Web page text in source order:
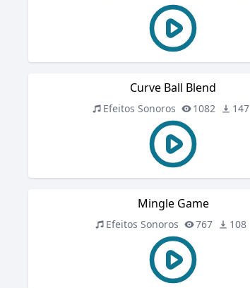
Curve Ball Blend
Efeitos Sonoros 1082 147
Mingle Game
Efeitos Sonoros 767 108